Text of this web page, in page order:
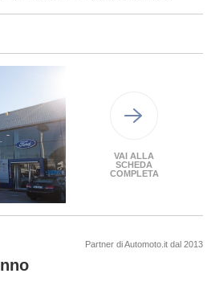
VAI ALLA
SCHEDA
COMPLETA
Partner di Automoto.it dal 2013